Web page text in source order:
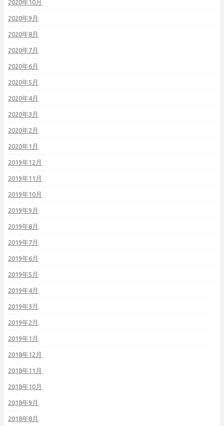
2020年10月
2020年9月
2020年8月
2020年7月
2020年6月
2020年5月
2020年4月
2020年3月
2020年2月
2020年1月
2019年12月
2019年11月
2019年10月
2019年9月
2019年8月
2019年7月
2019年6月
2019年5月
2019年4月
2019年3月
2019年2月
2019年1月
2018年12月
2018年11月
2018年10月
2018年9月
2018年8月